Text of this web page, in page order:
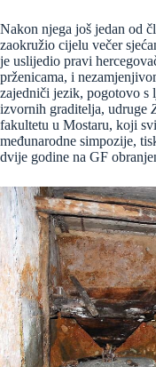
Nakon njega još jedan od
zaokružio cijelu večer
je uslijedio pravi
prženicama, i
zajedniči jezik, pogotovo s
izvornih graditelja, udruge
fakultetu u Mostaru, koji
međunarodne simpozije,
dvije godine na GF